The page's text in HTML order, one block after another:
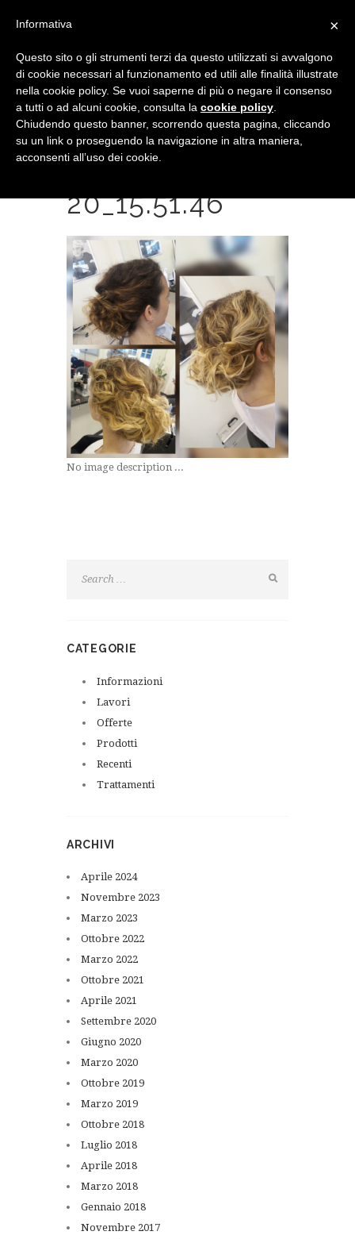
2018-06-
20_15.51.46
No image description ...
CATEGORIE
Informazioni
Lavori
Offerte
Prodotti
Recenti
Trattamenti
ARCHIVI
Aprile 2024
Novembre 2023
Marzo 2023
Ottobre 2022
Marzo 2022
Ottobre 2021
Aprile 2021
Settembre 2020
Giugno 2020
Marzo 2020
Ottobre 2019
Marzo 2019
Ottobre 2018
Luglio 2018
Aprile 2018
Marzo 2018
Gennaio 2018
Novembre 2017
×
Informativa
Questo sito o gli strumenti terzi da questo utilizzati si avvalgono
di cookie necessari al funzionamento ed utili alle finalità illustrate
nella cookie policy. Se vuoi saperne di più o negare il consenso
a tutti o ad alcuni cookie, consulta la cookie policy
Chiudendo questo banner, scorrendo questa pagina, cliccando
su un link o proseguendo la navigazione in altra maniera,
acconsenti all’uso dei cookie.